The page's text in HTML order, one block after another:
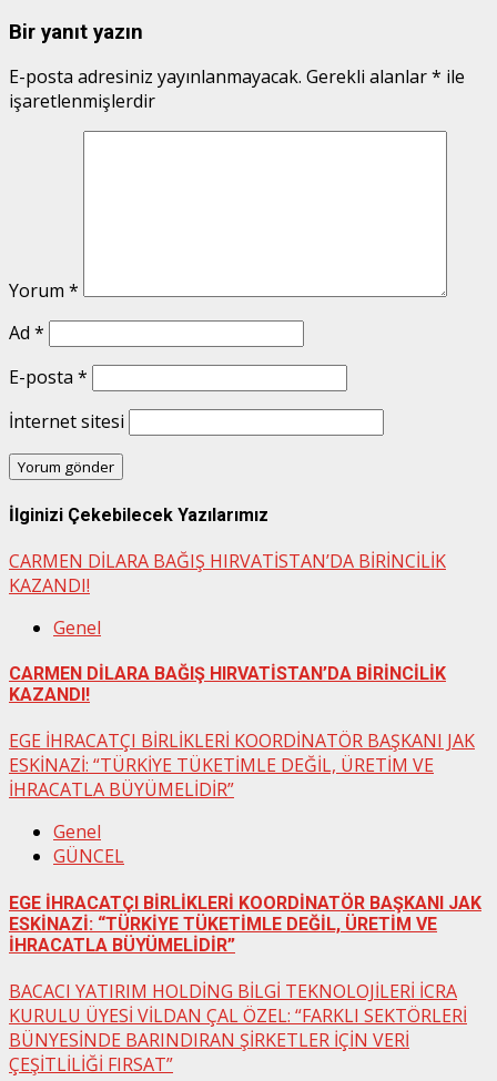
Bir yanıt yazın
E-posta adresiniz yayınlanmayacak. Gerekli alanlar* ile
işaretlenmişlerdir
Yorum *
Ad *
E-posta *
İnternet sitesi
İlginizi Çekebilecek Yazılarımız
CARMEN DİLARA BAĞIŞ HIRVATİSTAN’DA BİRİNCİLİK
KAZANDI!
Genel
CARMEN DİLARA BAĞIŞ HIRVATİSTAN’DA BİRİNCİLİK
KAZANDI!
EGE İHRACATÇI BİRLİKLERİ KOORDİNATÖR BAŞKANI JAK
ESKİNAZİ: “TÜRKİYE TÜKETİMLE DEĞİL, ÜRETİM VE
İHRACATLA BÜYÜMELİDİR”
Genel
GÜNCEL
EGE İHRACATÇI BİRLİKLERİ KOORDİNATÖR BAŞKANI JAK
ESKİNAZİ: “TÜRKİYE TÜKETİMLE DEĞİL, ÜRETİM VE
İHRACATLA BÜYÜMELİDİR”
BACACI YATIRIM HOLDİNG BİLGİ TEKNOLOJİLERİ İCRA
KURULU ÜYESİ VİLDAN ÇAL ÖZEL: “FARKLI SEKTÖRLERİ
BÜNYESİNDE BARINDIRAN ŞİRKETLER İÇİN VERİ
ÇEŞİTLİLİĞİ FIRSAT”